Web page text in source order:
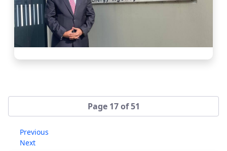
Page 17 of 51
Previous
Next